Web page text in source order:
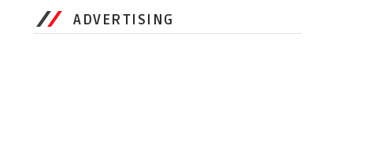
ADVERTISING